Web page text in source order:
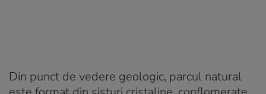
Din punct de vedere geologic, parcul natural